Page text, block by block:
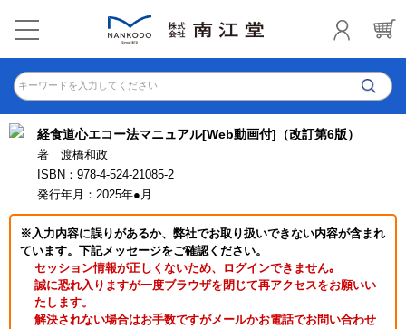
キーワードを入力してください
経食道心エコー法マニュアル[Web動画付]（改訂第6版）
著 渡橋和政
ISBN：978-4-524-21085-2
発行年月：2025年●月
※入力内容に誤りがあるか、弊社でお取り扱いできない内容が含まれ
ています。下記メッセージをご確認ください。
セッション情報が正しくないため、ログインできません｡
誠に恐れ入りますが一度ブラウザを閉じて再アクセスをお願いい
たします。
解決されない場合はお手数ですがメールかお電話でお問い合わせ